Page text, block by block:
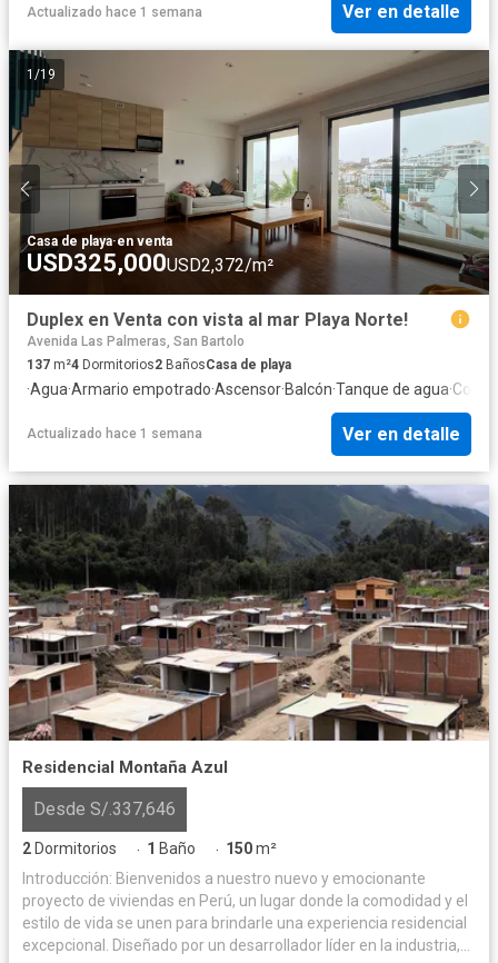
Actualizado hace 1 semana Ver en detalle
1 /19
Casa de playa·en venta
USD325,000USD2,372/m²
Duplex en Venta con vista al mar Playa Norte!
Avenida Las Palmeras, San Bartolo
137 m²4 Dormitorios2 BañosCasa de playa
·Agua·Armario empotrado·Ascensor·Balcón·Tanque de agua·
Actualizado hace 1 semana Ver en detalle
Residencial Montaña Azul
Desde S/.337,646
2 Dormitorios · 1 Baño · 150m²
Introducción: Bienvenidos a nuestro nuevo y emocionante
proyecto de viviendas en Perú, un lugar donde la comodidad y el
estilo de vida se unen para brindarle una experiencia residencial
excepcional. Diseñado por un desarrollador líder en la industria,